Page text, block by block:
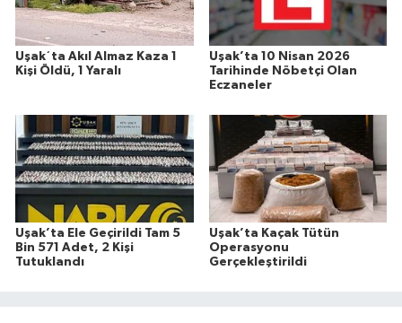
Uşak´ta Akıl Almaz Kaza 1
Kişi Öldü, 1 Yaralı
Uşak’ta 10 Nisan 2026
Tarihinde Nöbetçi Olan
Eczaneler
Uşak’ta Ele Geçirildi Tam 5
Bin 571 Adet, 2 Kişi
Tutuklandı
Uşak’ta Kaçak Tütün
Operasyonu
Gerçekleştirildi